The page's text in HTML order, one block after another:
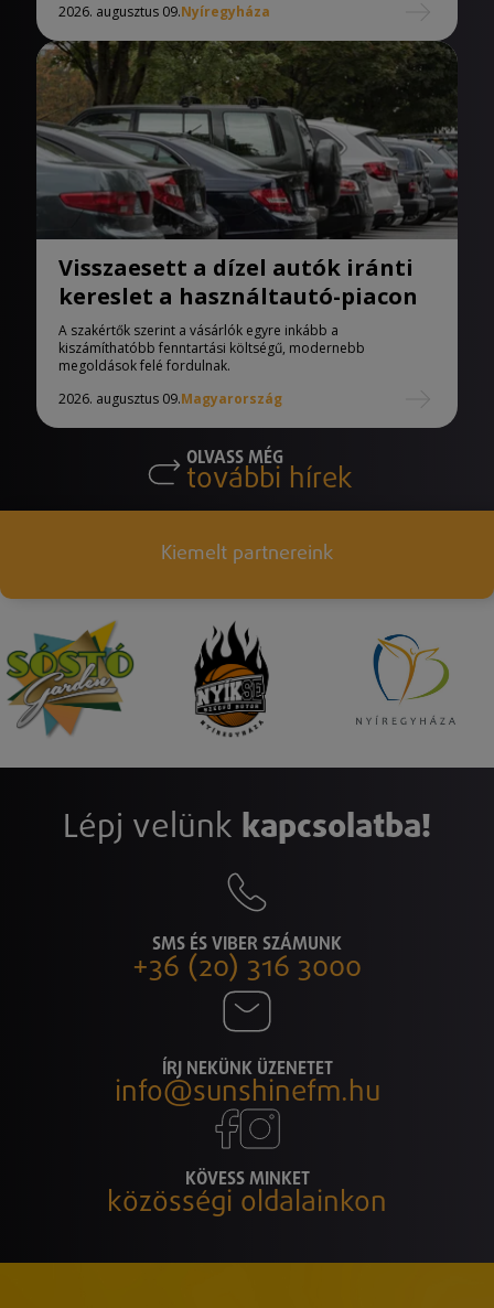
2026. augusztus 09.Nyíregyháza
Visszaesett a dízel autók iránti
kereslet a használtautó-piacon
A szakértők szerint a vásárlók egyre inkább a
kiszámíthatóbb fenntartási költségű, modernebb
megoldások felé fordulnak.
2026. augusztus 09.Magyarország
OLVASS MÉG
további hírek
Kiemelt partnereink
Lépj velünk kapcsolatba!
SMS ÉS VIBER SZÁMUNK
+36 (20) 316 3000
ÍRJ NEKÜNK ÜZENETET
info@sunshinefm.hu
KÖVESS MINKET
közösségi oldalainkon